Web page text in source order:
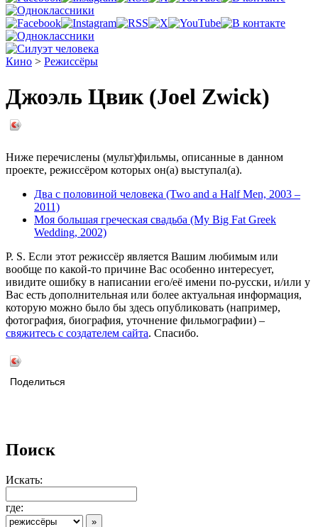
Кино > Режиссёры
Джоэль Цвик (Joel Zwick)
Ниже перечислены (мульт)фильмы, описанные в данном
проекте, режиссёром которых он(а) выступал(а).
Два с половиной человека (Two and a Half Men, 2003 –
2011)
Моя большая греческая свадьба (My Big Fat Greek
Wedding, 2002)
P. S. Если этот режиссёр является Вашим любимым или
вообще по какой-то причине Вас особенно интересует,
ивидите ошибку в написании его/её имени по-русски, и/или у
Вас есть дополнительная или более актуальная информация,
которую можно было бы здесь опубликовать (например,
фотография, биография, уточнение фильмографии) –
свяжитесь с создателем сайта. Спасибо.
Поделиться
Поиск
Искать:
где: